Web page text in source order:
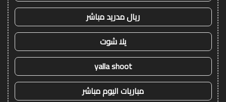
ريال مدريد مباشر
يلا شوت
yalla shoot
مباريات اليوم مباشر